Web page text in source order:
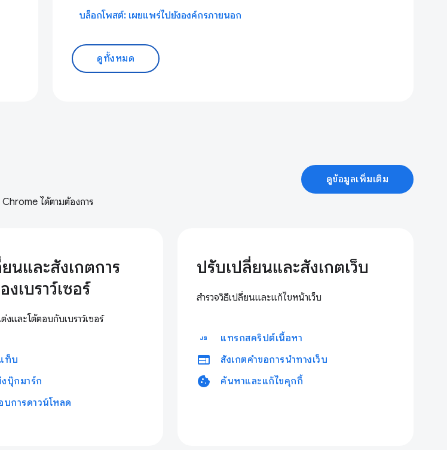
บล็อกโพสต์: เผยแพร่ไปยังองค์กรภายนอก
ดูทั้งหมด
ได้ตามต้องการ
ดูข้อมูลเพิ่มเติม
นและสังเกตการ
งเบราว์เซอร์
งและโต้ตอบกับเบราว์เซอร์
ท็บ
บุ๊กมาร์ก
บการดาวน์โหลด
ปรับเปลี่ยนและสังเกตเว็บ
สำรวจวิธีเปลี่ยนและแก้ไขหน้าเว็บ
javascript แทรกสคริปต์เนื้อหา
web สังเกตคำขอการนำทางเว็บ
cookie ค้นหาและแก้ไขคุกกี้